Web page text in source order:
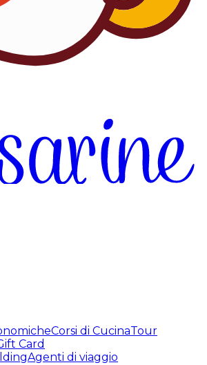
Corsi di CucinaTour
Card
Agenti di viaggio